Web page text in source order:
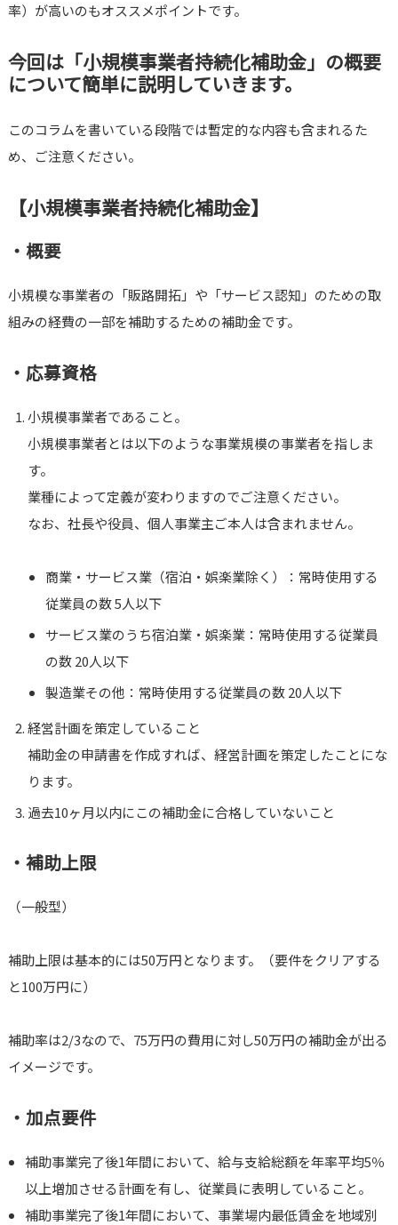
率）が高いのもオススメポイントです。
今回は「小規模事業者持続化補助金」の概要
について簡単に説明していきます。
このコラムを書いている段階では暫定的な内容も含まれるた
め、ご注意ください。
【小規模事業者持続化補助金】
・概要
小規模な事業者の「販路開拓」や「サービス認知」のための取
組みの経費の一部を補助するための補助金です。
・応募資格
小規模事業者であること。
小規模事業者とは以下のような事業規模の事業者を指しま
す。
業種によって定義が変わりますのでご注意ください。
なお、社長や役員、個人事業主ご本人は含まれません。
商業・サービス業（宿泊・娯楽業除く）：常時使用する
従業員の数 5人以下
サービス業のうち宿泊業・娯楽業：常時使用する従業員
の数 20人以下
製造業その他：常時使用する従業員の数 20人以下
経営計画を策定していること
補助金の申請書を作成すれば、経営計画を策定したことにな
ります。
過去10ヶ月以内にこの補助金に合格していないこと
・補助上限
（一般型）
補助上限は基本的には50万円となります。（要件をクリアする
と100万円に）
補助率は2/3なので、75万円の費用に対し50万円の補助金が出る
イメージです。
・加点要件
補助事業完了後1年間において、給与支給総額を年率平均5％
以上増加させる計画を有し、従業員に表明していること。
補助事業完了後1年間において、事業場内最低賃金を地域別